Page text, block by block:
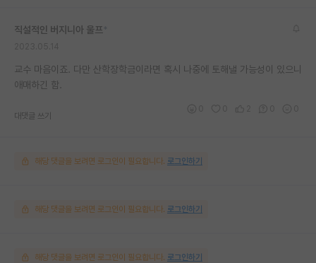
직설적인 버지니아 울프
교수 마음이죠. 다만 산학장학금이라면 혹시 나중에 토해낼 가능성이 있으니
애매하긴 함.
대댓글 쓰기
해당 댓글을 보려면 로그인이 필요합니다. 로그인하기
해당 댓글을 보려면 로그인이 필요합니다. 로그인하기
해당 댓글을 보려면 로그인이 필요합니다. 로그인하기